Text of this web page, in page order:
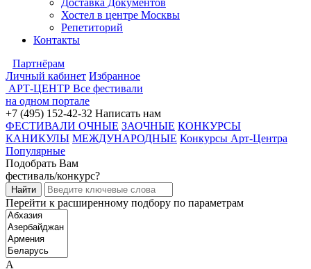
Доставка Документов
Хостел в центре Москвы
Репетиторий
Контакты
Партнёрам
Личный кабинет Избранное
АРТ-ЦЕНТР Все фестивали
на одном портале
+7 (495) 152-42-32 Написать нам
ФЕСТИВАЛИ ОЧНЫЕ ЗАОЧНЫЕ КОНКУРСЫ
КАНИКУЛЫ МЕЖДУНАРОДНЫЕ Конкурсы Арт-Центра
Популярные
Подобрать Вам
фестиваль/конкурс?
Перейти к расширенному подбору по параметрам
А